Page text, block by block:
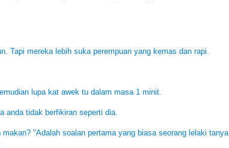
Tapi mereka lebih suka perempuan yang kemas dan rapi.
lupa kat awek tu dalam masa 1 minit.
anda tidak berfikiran seperti dia.
"Adalah soalan pertama yang biasa seorang lelaki tanya